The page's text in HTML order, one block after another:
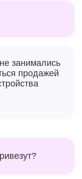
занимались
продажей